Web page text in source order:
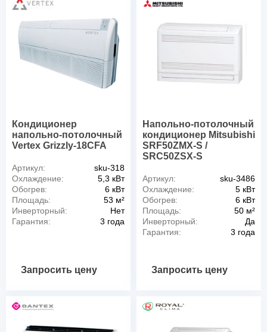
Кондиционер
напольно-потолочный
Vertex Grizzly-18CFA
Артикул:
sku-318
Охлаждение:
5,3 кВт
Обогрев:
6 кВт
Площадь:
53 м²
Инверторный:
Нет
Гарантия:
3 года
Запросить цену
Напольно-потолочный
кондиционер Mitsubishi
SRF50ZMX-S /
SRC50ZSX-S
Артикул:
sku-3486
Охлаждение:
5 кВт
Обогрев:
6 кВт
Площадь:
50 м²
Инверторный:
Да
Гарантия:
3 года
Запросить цену